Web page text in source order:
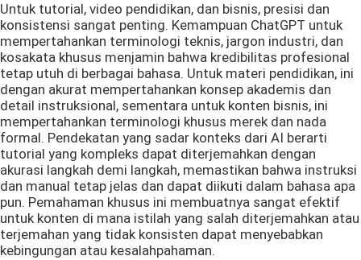
Untuk tutorial, video pendidikan, dan bisnis, presisi dan
konsistensi sangat penting. Kemampuan ChatGPT untuk
mempertahankan terminologi teknis, jargon industri, dan
kosakata khusus menjamin bahwa kredibilitas profesional
tetap utuh di berbagai bahasa. Untuk materi pendidikan, ini
dengan akurat mempertahankan konsep akademis dan
detail instruksional, sementara untuk konten bisnis, ini
mempertahankan terminologi khusus merek dan nada
formal. Pendekatan yang sadar konteks dari AI berarti
tutorial yang kompleks dapat diterjemahkan dengan
akurasi langkah demi langkah, memastikan bahwa instruksi
dan manual tetap jelas dan dapat diikuti dalam bahasa apa
pun. Pemahaman khusus ini membuatnya sangat efektif
untuk konten di mana istilah yang salah diterjemahkan atau
terjemahan yang tidak konsisten dapat menyebabkan
kebingungan atau kesalahpahaman.